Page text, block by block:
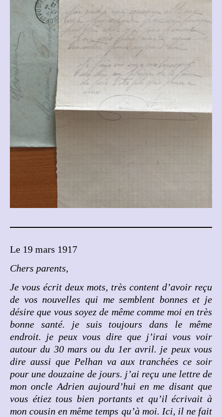
Le 19 mars 1917
Chers parents,
Je vous écrit deux mots, très content d’avoir reçu
de vos nouvelles qui me semblent bonnes et je
désire que vous soyez de même comme moi en très
bonne santé. je suis toujours dans le même
endroit. je peux vous dire que j’irai vous voir
autour du 30 mars ou du 1er avril. je peux vous
dire aussi que Pelhan va aux tranchées ce soir
pour une douzaine de jours. j’ai reçu une lettre de
mon oncle Adrien aujourd’hui en me disant que
vous étiez tous bien portants et qu’il écrivait à
mon cousin en même temps qu’à moi. Ici, il ne fait